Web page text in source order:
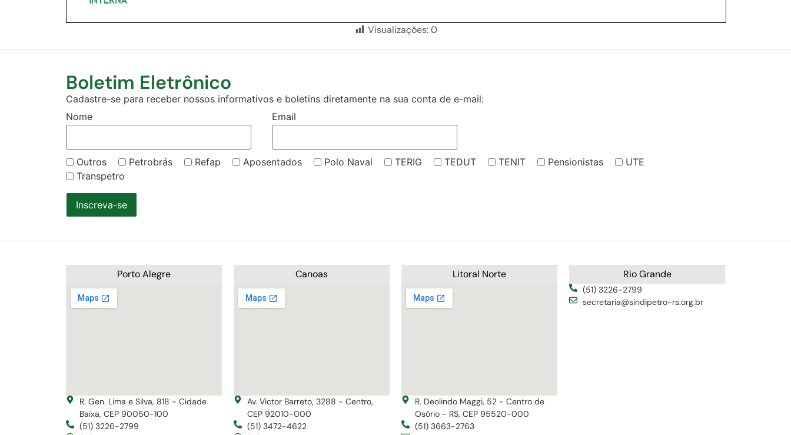
Visualizações:0
Boletim Eletrônico
Cadastre-se para receber nossos informativos e boletins diretamente na sua conta de e-mail:
Nome
Email
Outros Petrobrás Refap Aposentados Polo Naval TERIG TEDUT TENIT Pensionistas
UTE
Transpetro
Inscreva-se
Porto Alegre
R. Gen. Lima e Silva, 818 - Cidade
Baixa, CEP 90050-100
(51) 3226-2799
Canoas
Av. Victor Barreto, 3288 - Centro,
CEP 92010-000
(51) 3472-4622
Litoral Norte
R. Deolindo Maggi, 52 - Centro de
Osório - RS, CEP 95520-000
(51) 3663-2763
Rio Grande
(51) 3226-2799
secretaria@sindipetro-rs.org.br